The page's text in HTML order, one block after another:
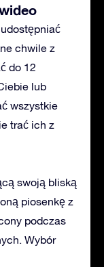
chwile z
do 12
lub
wszystkie
trać ich z
swoją bliską
piosenkę z
podczas
Wybór